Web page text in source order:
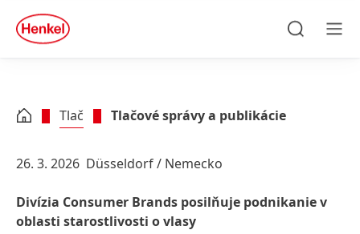
Skip to footer
quick
search
Tlač Tlačové správy a publikácie
26. 3. 2026 Düsseldorf / Nemecko
Divízia Consumer Brands posilňuje podnikanie v
oblasti starostlivosti o vlasy